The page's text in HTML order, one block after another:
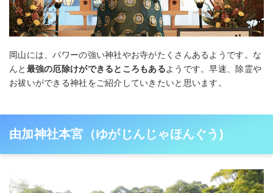
岡山には、パワーの強い神社やお寺がたくさんあるようです。な
んと 最強の厄除けができるところもあるようです。早速、除霊や
お祓いができる神社をご紹介していきたいと思います。
由加神社本宮（ゆがじんじゃほんぐう)